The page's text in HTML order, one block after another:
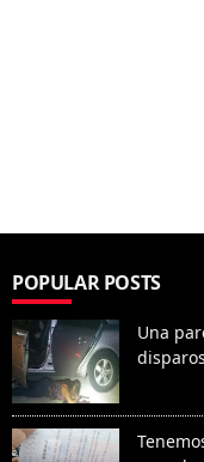
POPULAR POSTS
Una